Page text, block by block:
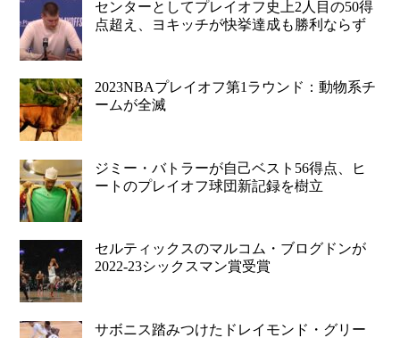
センターとしてプレイオフ史上2人目の50得
点超え、ヨキッチが快挙達成も勝利ならず
2023NBAプレイオフ第1ラウンド：動物系チ
ームが全滅
ジミー・バトラーが自己ベスト56得点、ヒ
ートのプレイオフ球団新記録を樹立
セルティックスのマルコム・ブログドンが
2022-23シックスマン賞受賞
サボニス踏みつけたドレイモンド・グリー